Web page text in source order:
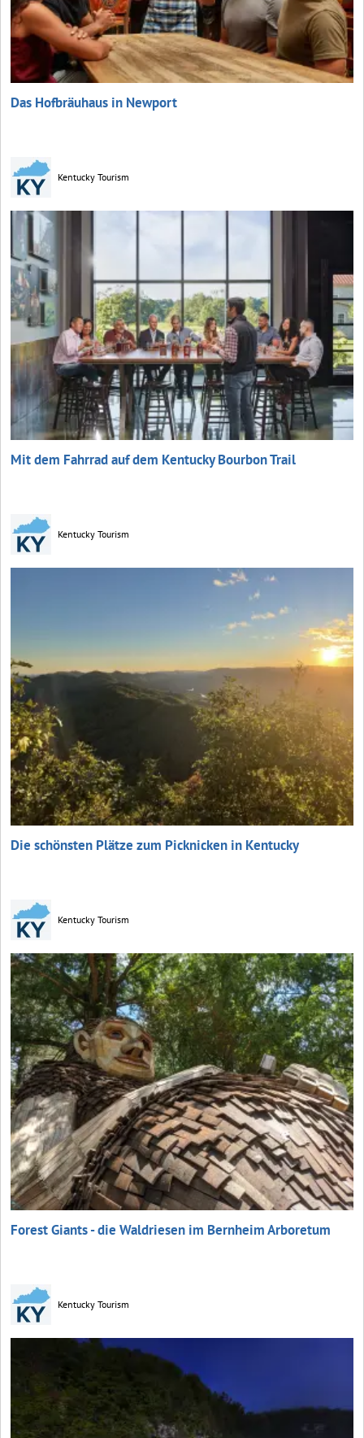
Das Hofbräuhaus in Newport
Kentucky Tourism
Mit dem Fahrrad auf dem Kentucky Bourbon Trail
Kentucky Tourism
Die schönsten Plätze zum Picknicken in Kentucky
Kentucky Tourism
Forest Giants - die Waldriesen im Bernheim Arboretum
Kentucky Tourism